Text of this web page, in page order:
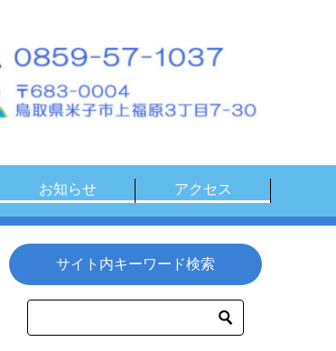
お知らせ アクセス
サイト内キーワード検索